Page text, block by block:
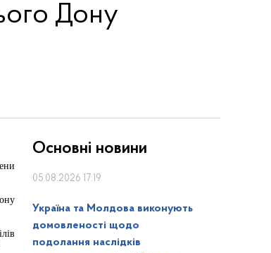
Дону
Основні новини
05.08.2026 17:19
Україна та Молдова виконують
домовленості щодо
подолання наслідків